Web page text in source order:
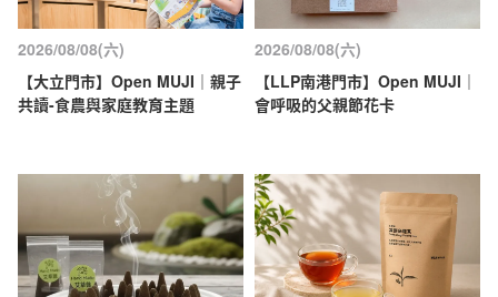
2026/08/08(六)
【大立門市】Open MUJI｜親子
共讀-食農與家庭教育主題
2026/08/08(六)
【LLP南港門市】Open MUJI｜
會呼吸的父親節花卡